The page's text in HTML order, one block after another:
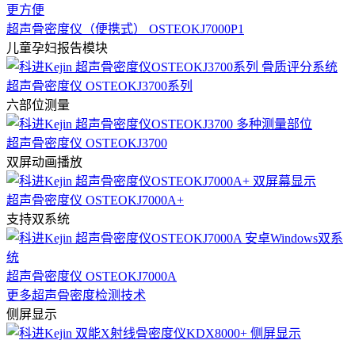
超声骨密度仪（便携式） OSTEOKJ7000P1
儿童孕妇报告模块
超声骨密度仪 OSTEOKJ3700系列
六部位测量
超声骨密度仪 OSTEOKJ3700
双屏动画播放
超声骨密度仪 OSTEOKJ7000A+
支持双系统
超声骨密度仪 OSTEOKJ7000A
更多超声骨密度检测技术
侧屏显示